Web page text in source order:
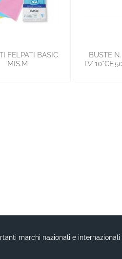
FELPATI BASIC
MIS.M
BUSTE
marchi nazionali e